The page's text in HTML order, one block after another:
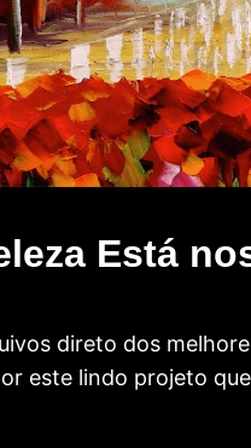
Está
direto dos
este lindo projeto